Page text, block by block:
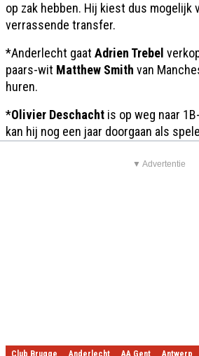
op zak hebben. Hij kiest dus mogelijk
verrassende transfer.
*Anderlecht gaat Adrien Trebel
paars-wit Matthew Smith van
huren.
*Olivier Deschacht is op weg naar
kan hij nog een jaar doorgaan als
▼ Advertentie
Club Brugge Anderlecht AA Gent Antwerp